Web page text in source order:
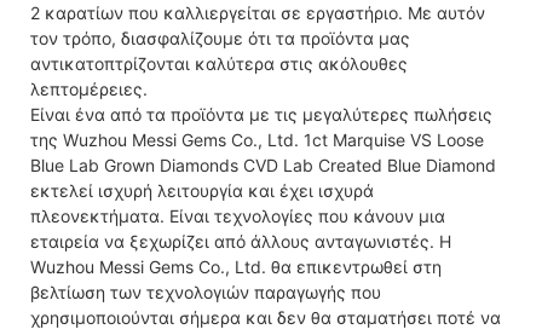
2 καρατίων που καλλιεργείται σε εργαστήριο. Με αυτόν
τον τρόπο, διασφαλίζουμε ότι τα προϊόντα μας
αντικατοπτρίζονται καλύτερα στις ακόλουθες
λεπτομέρειες.
Είναι ένα από τα προϊόντα με τις μεγαλύτερες πωλήσεις
της Wuzhou Messi Gems Co., Ltd. 1ct Marquise VS Loose
Blue Lab Grown Diamonds CVD Lab Created Blue Diamond
εκτελεί ισχυρή λειτουργία και έχει ισχυρά
πλεονεκτήματα. Είναι τεχνολογίες που κάνουν μια
εταιρεία να ξεχωρίζει από άλλους ανταγωνιστές. Η
Wuzhou Messi Gems Co., Ltd. θα επικεντρωθεί στη
βελτίωση των τεχνολογιών παραγωγής που
χρησιμοποιούνται σήμερα και δεν θα σταματήσει ποτέ να